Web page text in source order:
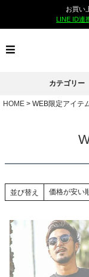
お買い
LINE ID連
カテゴリー
HOME WEB限定アイテ
並び替え 価格が安い